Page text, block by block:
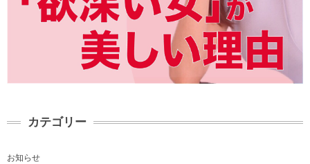
カテゴリー
お知らせ